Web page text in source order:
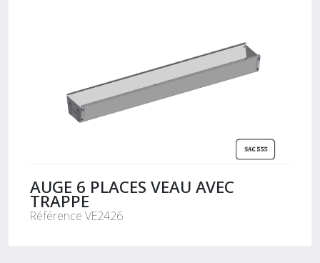
AUGE 6 PLACES VEAU AVEC
TRAPPE
Référence VE2426